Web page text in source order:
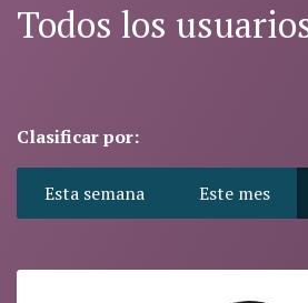
Todos los
Clasificar por:
Esta semana Este mes